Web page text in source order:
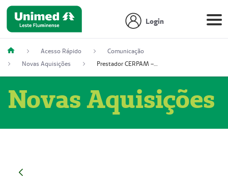
Login
Acesso Rápido
Comunicação
Novas Aquisições
Prestador CERPAM – Centro de Reabilitação S/S Ltda-ME (52004274-8)
Novas Aquisições